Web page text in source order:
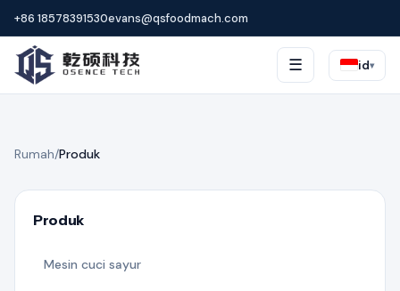
+86 18578391530evans@qsfoodmach.com
☰ id▾
Rumah/Produk
Produk
Mesin cuci sayur